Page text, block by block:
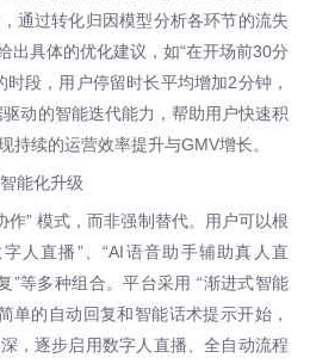
通过转化归因模型分析各环节的流失
出具体的优化建议，如“在开场前30分
时段，用户停留时长平均增加2分钟，
动的智能迭代能力，帮助用户快速积
持续的运营效率提升与GMV增长。
能化升级
作” 模式，而非强制替代。用户可以根
人直播”、“AI语音助手辅助真人直
”等多种组合。平台采用 “渐进式智能
单的自动回复和智能话术提示开始，
，逐步启用数字人直播、全自动流程